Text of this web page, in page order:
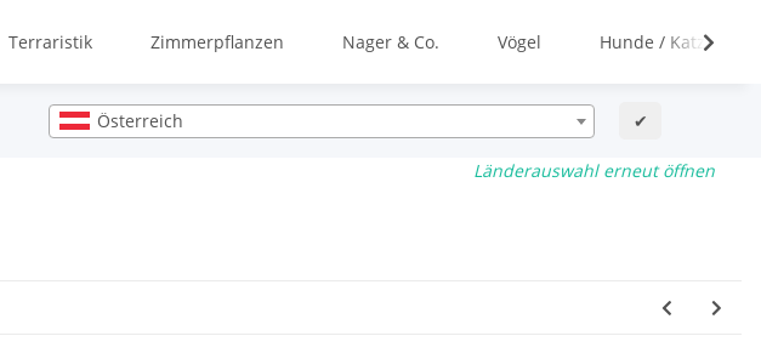
Terraristik Zimmerpflanzen Nager & Co. Vögel Hunde / Katzen
Österreich ✔
Länderauswahl erneut öffnen